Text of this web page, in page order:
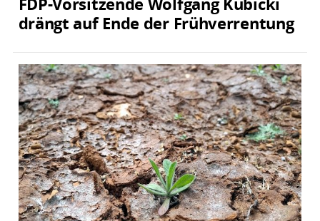
drängt auf Ende der Frühverrentung